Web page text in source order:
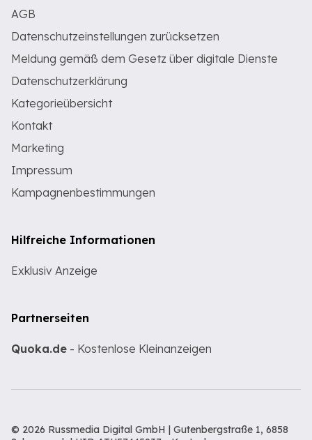
AGB
Datenschutzeinstellungen zurücksetzen
Meldung gemäß dem Gesetz über digitale Dienste
Datenschutzerklärung
Kategorieübersicht
Kontakt
Marketing
Impressum
Kampagnenbestimmungen
Hilfreiche Informationen
Exklusiv Anzeige
Partnerseiten
Quoka.de - Kostenlose Kleinanzeigen
© 2026 Russmedia Digital GmbH | Gutenbergstraße 1, 6858